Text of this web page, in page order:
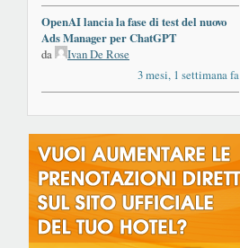
OpenAI lancia la fase di test del nuovo
Ads Manager per ChatGPT
da
Ivan De Rose
3 mesi, 1 settimana fa